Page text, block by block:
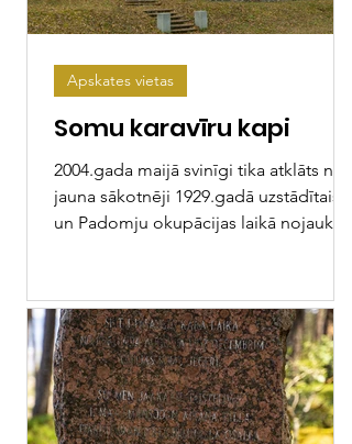
Somu karavīru kapi
2004.gada maijā svinīgi tika atklāts no
jauna sākotnēji 1929.gadā uzstādītais
un Padomju okupācijas laikā nojauktais
Apskates vietas